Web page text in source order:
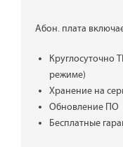
Абон. плата
Круглосуточно
режиме)
Хранение на
Обновление ПО
Бесплатные